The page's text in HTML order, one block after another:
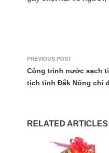
PREVIOUS POST
Công trình nước sạch
tịch tỉnh Đắk Nông chỉ
RELATED ARTICLES